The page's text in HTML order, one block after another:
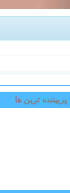
پربیننده ترین ها